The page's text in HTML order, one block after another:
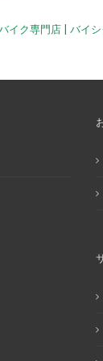
イク専門店 | バイ